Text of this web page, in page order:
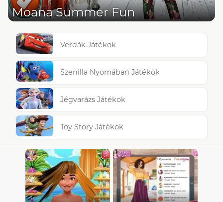
Moana Summer Fun
Verdák Játékok
Szenilla Nyomában Játékok
Jégvarázs Játékok
Toy Story Játékok